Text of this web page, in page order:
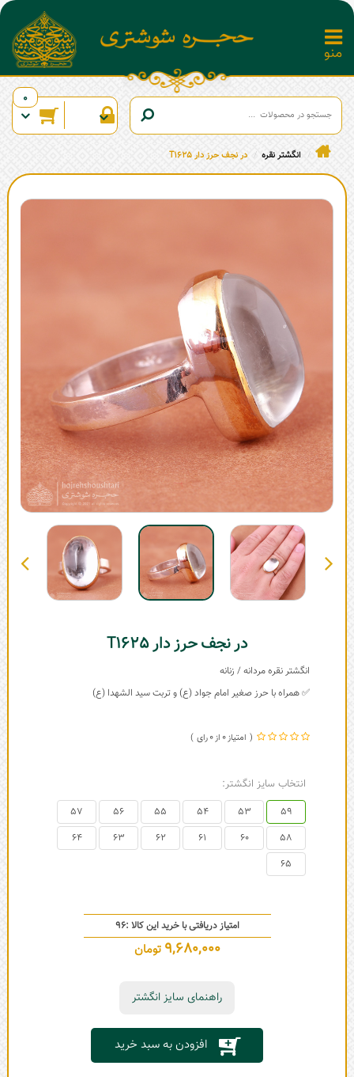
0
انگشتر نقره در نجف حرز دار T1625
در نجف حرز دار T1625
انگشتر نقره مردانه / زنانه
✅ همراه با حرز صغیر امام جواد (ع) و تربت سید الشهدا (ع)
0
0
انتخاب سایز انگشتر:
59
53
54
55
56
57
58
60
61
62
63
64
65
امتیاز دریافتی با خرید این کالا :96
9,680,000 تومان
راهنمای سایز انگشتر
افزودن به سبد خرید